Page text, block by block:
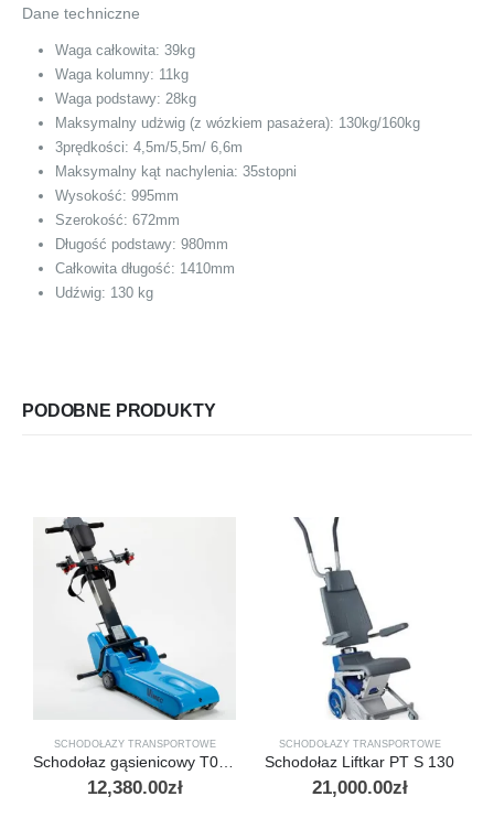
Dane techniczne
Waga całkowita: 39kg
Waga kolumny: 11kg
Waga podstawy: 28kg
Maksymalny udżwig (z wózkiem pasażera): 130kg/160kg
3prędkości: 4,5m/5,5m/ 6,6m
Maksymalny kąt nachylenia: 35stopni
Wysokość: 995mm
Szerokość: 672mm
Długość podstawy: 980mm
Całkowita długość: 1410mm
Udźwig: 130 kg
PODOBNE PRODUKTY
SCHODOŁAZY TRANSPORTOWE
12,380.00zł
SCHODOŁAZY TRANSPORTOWE
Schodołaz Liftkar PT S 130
21,000.00zł